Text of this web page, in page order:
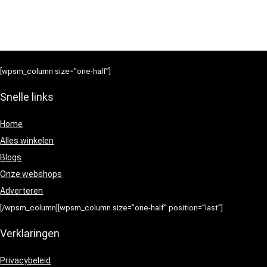
[wpsm_column size=”one-half”]
Snelle links
Home
Alles winkelen
Blogs
Onze webshops
Adverteren
[/wpsm_column][wpsm_column size=”one-half” position=”last”]
Verklaringen
Privacybeleid